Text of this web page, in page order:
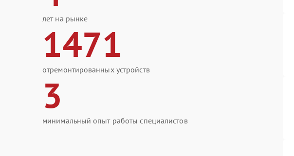
лет на рынке
1471
отремонтированных устройств
3
минимальный опыт работы специалистов